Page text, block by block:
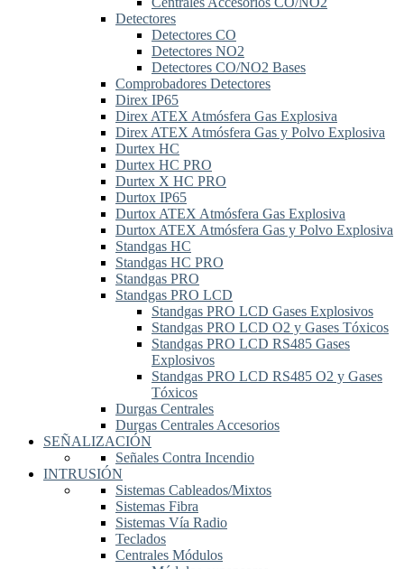
Detectores
Detectores CO
Detectores NO2
Detectores CO/NO2 Bases
Comprobadores Detectores
Direx IP65
Direx ATEX Atmósfera Gas Explosiva
Direx ATEX Atmósfera Gas y Polvo Explosiva
Durtex HC
Durtex HC PRO
Durtex X HC PRO
Durtox IP65
Durtox ATEX Atmósfera Gas Explosiva
Durtox ATEX Atmósfera Gas y Polvo Explosiva
Standgas HC
Standgas HC PRO
Standgas PRO
Standgas PRO LCD
Standgas PRO LCD Gases Explosivos
Standgas PRO LCD O2 y Gases Tóxicos
Standgas PRO LCD RS485 Gases
Explosivos
Standgas PRO LCD RS485 O2 y Gases
Tóxicos
Durgas Centrales
Durgas Centrales Accesorios
SEÑALIZACIÓN
Señales Contra Incendio
INTRUSIÓN
Sistemas Cableados/Mixtos
Sistemas Fibra
Sistemas Vía Radio
Teclados
Centrales Módulos